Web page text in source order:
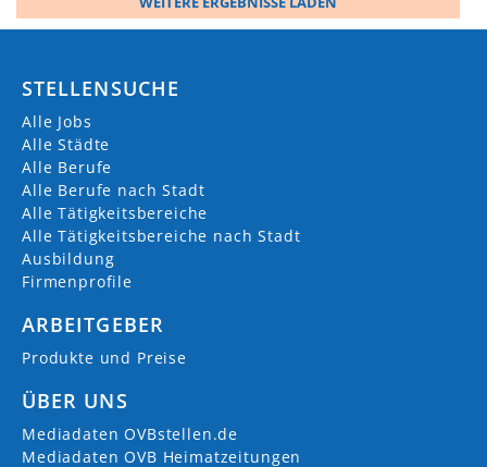
STELLENSUCHE
Alle Jobs
Alle Städte
Alle Berufe
Alle Berufe nach Stadt
Alle Tätigkeitsbereiche
Alle Tätigkeitsbereiche nach Stadt
Ausbildung
Firmenprofile
ARBEITGEBER
Produkte und Preise
ÜBER UNS
Mediadaten OVBstellen.de
Mediadaten OVB Heimatzeitungen